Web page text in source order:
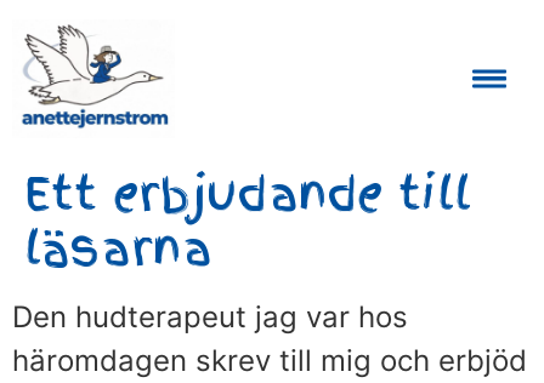
Ett erbjudande till
läsarna
Den hudterapeut jag var hos
häromdagen skrev till mig och erbjöd